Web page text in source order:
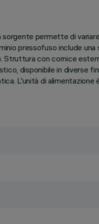
sorgente permette di
pressofuso include
con cornice
disponibile in diverse
L'unità di alimentazione